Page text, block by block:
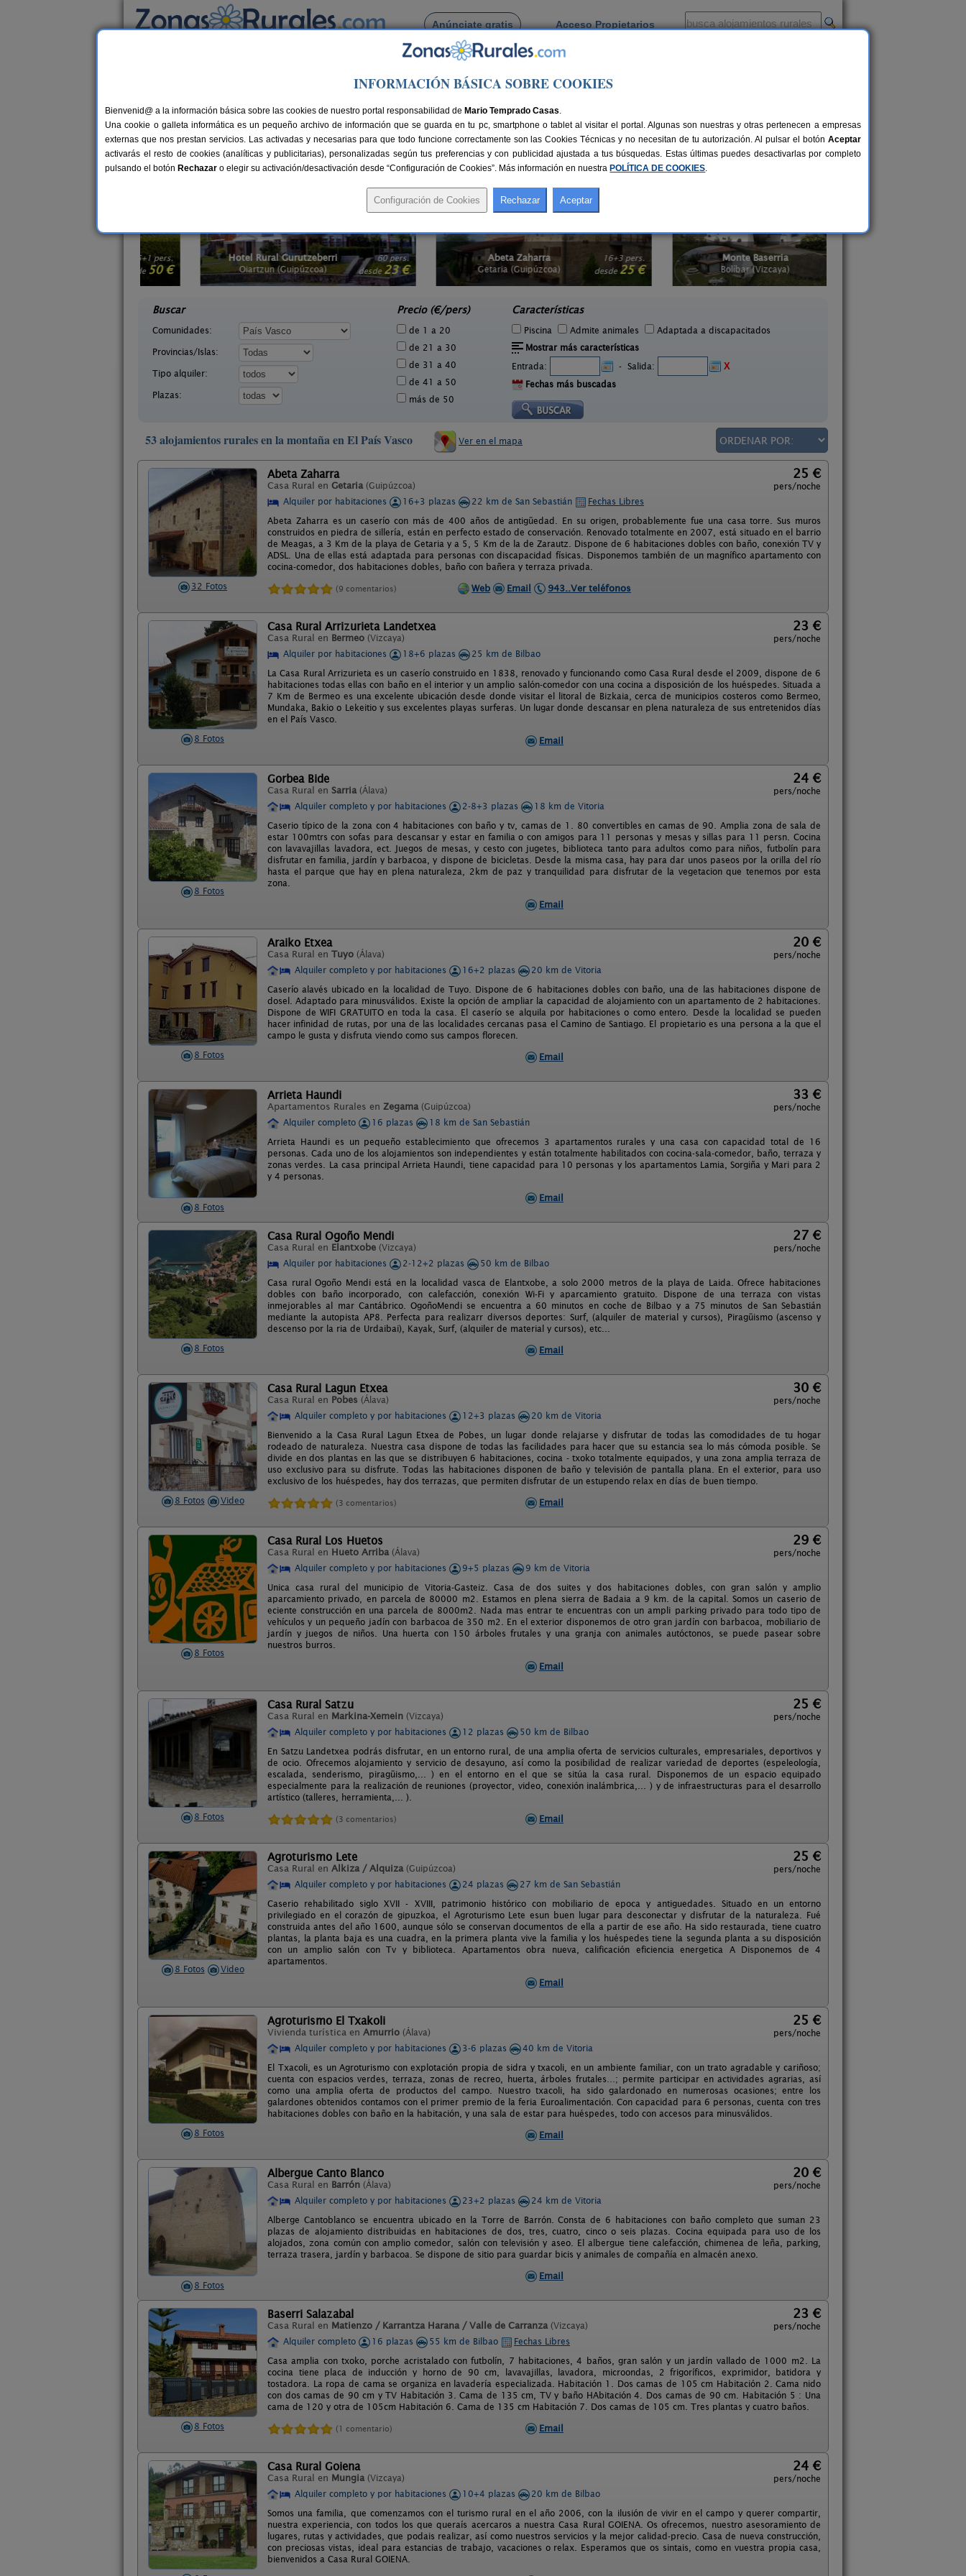
Anúnciate gratis Acceso Propietarios
Busca por pueblo
> País Vasco
Casas rurales en la montaña en El País Vasco
¿Buscas unacasa rural en la montaña en País Vasco? Tanto si viajas con tu pareja, con amigos o en familia, alquilar una casa rural en las alturas y
rodeadas de bosque es una experiencia única e inolvidable. Casas con todos los servicios que necesitas y en mitad de un paraje de ensueño. También
puedes optar por
casas rurales con piscina en País Vasco o casas rurales en el campo en País Vasco
60 pers.
desde23 €
Hotel Rural Gurutzeberri
Oiartzun (Guipúzcoa)
16+3 pers.
desde25 €
Abeta Zaharra
Getaria (Guipúzcoa)
20 pers.
desde
Monte Baserria
Bolíbar (Vizcaya)
Buscar
Comunidades:
Provincias/Islas:
Tipo alquiler:
Plazas:
Precio (€/pers)
de 1 a 20
de 21 a 30
de 31 a 40
de 41 a 50
más de 50
Características
Piscina Admite animales
Adaptada a discapacitados
Mostrar más características
Entrada:
- Salida:
X
Fechas más buscadas
53 alojamientos rurales en la montaña en El País Vasco Ver en el mapa
32 Fotos
Abeta Zaharra
Casa Rural en Getaria (Guipúzcoa)
25 €
pers/noche
Alquiler por habitaciones
16+3 plazas 22 km de San Sebastián
Fechas Libres
Abeta Zaharra es un caserío con más de 400 años de antigüedad. En su origen, probablemente fue una casa torre. Sus muros
construidos en piedra de sillería, están en perfecto estado de conservación. Renovado totalmente en 2007, está situado en el barrio
de Meagas, a 3 Km de la playa de Getaria y a 5, 5 Km de la de Zarautz. Dispone de 6 habitaciones dobles con baño, conexión TV y
ADSL. Una de ellas está adaptada para personas con discapacidad físicas. Disponemos también de un magnífico apartamento con
cocina-comedor, dos habitaciones dobles, baño con bañera y terraza privada.
(9 comentarios) Web Email 943..Ver teléfonos
8 Fotos
Casa Rural Arrizurieta Landetxea
Casa Rural en Bermeo (Vizcaya)
23 €
pers/noche
Alquiler por habitaciones
18+6 plazas
25 km de Bilbao
La Casa Rural Arrizurieta es un caserío construido en 1838, renovado y funcionando como Casa Rural desde el 2009, dispone de 6
habitaciones todas ellas con baño en el interior y un amplio salón-comedor con una cocina a disposición de los huéspedes. Situada a
7 Km de Bermeo es una excelente ubicación desde donde visitar el litoral de Bizkaia, cerca de municipios costeros como Bermeo,
Mundaka, Bakio o Lekeitio y sus excelentes playas surferas. Un lugar donde descansar en plena naturaleza de sus entretenidos días
en el País Vasco.
Email
8 Fotos
Gorbea Bide
Casa Rural en Sarria (Álava)
24 €
pers/noche
Alquiler completo y por habitaciones
2-8+3 plazas
18 km de Vitoria
Caserio típico de la zona con 4 habitaciones con baño y tv, camas de 1. 80 convertibles en camas de 90. Amplia zona de sala de
estar 100mtrs con sofas para descansar y estar en familia o con amigos para 11 personas y mesas y sillas para 11 persn. Cocina
con lavavajillas lavadora, ect. Juegos de mesas, y cesto con jugetes, biblioteca tanto para adultos como para niños, futbolín para
disfrutar en familia, jardín y barbacoa, y dispone de bicicletas. Desde la misma casa, hay para dar unos paseos por la orilla del río
hasta el parque que hay en plena naturaleza, 2km de paz y tranquilidad para disfrutar de la vegetacion que tenemos por esta
zona.
Email
8 Fotos
Araiko Etxea
Casa Rural en Tuyo (Álava)
20 €
pers/noche
Alquiler completo y por habitaciones
16+2 plazas
20 km de Vitoria
Caserío alavés ubicado en la localidad de Tuyo. Dispone de 6 habitaciones dobles con baño, una de las habitaciones dispone de
dosel. Adaptado para minusválidos. Existe la opción de ampliar la capacidad de alojamiento con un apartamento de 2 habitaciones.
Dispone de WIFI GRATUITO en toda la casa. El caserío se alquila por habitaciones o como entero. Desde la localidad se pueden
hacer infinidad de rutas, por una de las localidades cercanas pasa el Camino de Santiago. El propietario es una persona a la que el
campo le gusta y disfruta viendo como sus campos florecen.
Email
8 Fotos
Arrieta Haundi
Apartamentos Rurales en Zegama (Guipúzcoa)
33 €
pers/noche
Alquiler completo
16 plazas
18 km de San Sebastián
Arrieta Haundi es un pequeño establecimiento que ofrecemos 3 apartamentos rurales y una casa con capacidad total de 16
personas. Cada uno de los alojamientos son independientes y están totalmente habilitados con cocina-sala-comedor, baño, terraza y
zonas verdes. La casa principal Arrieta Haundi, tiene capacidad para 10 personas y los apartamentos Lamia, Sorgiña y Mari para 2
y 4 personas.
Email
8 Fotos
Casa Rural Ogoño Mendi
Casa Rural en Elantxobe (Vizcaya)
27 €
pers/noche
Alquiler por habitaciones
2-12+2 plazas
50 km de Bilbao
Casa rural Ogoño Mendi está en la localidad vasca de Elantxobe, a solo 2000 metros de la playa de Laida. Ofrece habitaciones
dobles con baño incorporado, con calefacción, conexión Wi-Fi y aparcamiento gratuito. Dispone de una terraza con vistas
inmejorables al mar Cantábrico. OgoñoMendi se encuentra a 60 minutos en coche de Bilbao y a 75 minutos de San Sebastián
mediante la autopista AP8. Perfecta para realizarr diversos deportes: Surf, (alquiler de material y cursos), Piragüismo (ascenso y
descenso por la ria de Urdaibai), Kayak, Surf, (alquiler de material y cursos), etc...
Email
8 Fotos Video
Casa Rural Lagun Etxea
Casa Rural en Pobes (Álava)
30 €
pers/noche
Alquiler completo y por habitaciones
12+3 plazas
20 km de Vitoria
Bienvenido a la Casa Rural Lagun Etxea de Pobes, un lugar donde relajarse y disfrutar de todas las comodidades de tu hogar
rodeado de naturaleza. Nuestra casa dispone de todas las facilidades para hacer que su estancia sea lo más cómoda posible. Se
divide en dos plantas en las que se distribuyen 6 habitaciones, cocina - txoko totalmente equipados, y una zona amplia terraza de
uso exclusivo para su disfrute. Todas las habitaciones disponen de baño y televisión de pantalla plana. En el exterior, para uso
exclusivo de los huéspedes, hay dos terrazas, que permiten disfrutar de un estupendo relax en días de buen tiempo.
(3 comentarios) Email
8 Fotos
Casa Rural Los Huetos
Casa Rural en Hueto Arriba (Álava)
29 €
pers/noche
Alquiler completo y por habitaciones
9+5 plazas
9 km de Vitoria
Unica casa rural del municipio de Vitoria-Gasteiz. Casa de dos suites y dos habitaciones dobles, con gran salón y amplio
aparcamiento privado, en parcela de 80000 m2. Estamos en plena sierra de Badaia a 9 km. de la capital. Somos un caserio de
eciente construcción en una parcela de 8000m2. Nada mas entrar te encuentras con un ampli parking privado para todo tipo de
vehículos y un pequeño jadín con barbacoa de 350 m2. En el exterior disponemos de otro gran jardín con barbacoa, mobiliario de
jardín y juegos de niños. Una huerta con 150 árboles frutales y una granja con animales autóctonos, se puede pasear sobre
nuestros burros.
Email
8 Fotos
Casa Rural Satzu
Casa Rural en Markina-Xemein (Vizcaya)
25 €
pers/noche
Alquiler completo y por habitaciones
12 plazas
50 km de Bilbao
En Satzu Landetxea podrás disfrutar, en un entorno rural, de una amplia oferta de servicios culturales, empresariales, deportivos y
de ocio. Ofrecemos alojamiento y servicio de desayuno, así como la posibilidad de realizar variedad de deportes (espeleología,
escalada, senderismo, piragüismo,... ) en el entorno en el que se sitúa la casa rural. Disponemos de un espacio equipado
especialmente para la realización de reuniones (proyector, video, conexión inalámbrica,... ) y de infraestructuras para el desarrollo
artístico (talleres, herramienta,... ).
(3 comentarios) Email
8 Fotos Video
Agroturismo Lete
Casa Rural en Alkiza / Alquiza (Guipúzcoa)
25 €
pers/noche
Alquiler completo y por habitaciones
24 plazas
27 km de San Sebastián
Caserio rehabilitado siglo XVII - XVIII, patrimonio histórico con mobiliario de epoca y antiguedades. Situado en un entorno
privilegiado en el corazón de gipuzkoa, el Agroturismo Lete esun buen lugar para desconectar y disfrutar de la naturaleza. Fué
construida antes del año 1600, aunque sólo se conservan documentos de ella a partir de ese año. Ha sido restaurada, tiene cuatro
plantas, la planta baja es una cuadra, en la primera planta vive la familia y los huéspedes tiene la segunda planta a su disposición
con un amplio salón con Tv y biblioteca. Apartamentos obra nueva, calificación eficiencia energetica A Disponemos de 4
apartamentos.
Email
8 Fotos
Agroturismo El Txakoli
Vivienda turística en Amurrio (Álava)
25 €
pers/noche
Alquiler completo y por habitaciones
3-6 plazas
40 km de Vitoria
El Txacoli, es un Agroturismo con explotación propia de sidra y txacoli, en un ambiente familiar, con un trato agradable y cariñoso;
cuenta con espacios verdes, terraza, zonas de recreo, huerta, árboles frutales…; permite participar en actividades agrarias, así
como una amplia oferta de productos del campo. Nuestro txacoli, ha sido galardonado en numerosas ocasiones; entre los
galardones obtenidos contamos con el primer premio de la feria Euroalimentación. Con capacidad para 6 personas, cuenta con tres
habitaciones dobles con baño en la habitación, y una sala de estar para huéspedes, todo con accesos para minusválidos.
Email
8 Fotos
Albergue Canto Blanco
Casa Rural en Barrón (Álava)
20 €
pers/noche
Alquiler completo y por habitaciones
23+2 plazas
24 km de Vitoria
Alberge Cantoblanco se encuentra ubicado en la Torre de Barrón. Consta de 6 habitaciones con baño completo que suman 23
plazas de alojamiento distribuidas en habitaciones de dos, tres, cuatro, cinco o seis plazas. Cocina equipada para uso de los
alojados, zona común con amplio comedor, salón con televisión y aseo. El albergue tiene calefacción, chimenea de leña, parking,
terraza trasera, jardín y barbacoa. Se dispone de sitio para guardar bicis y animales de compañía en almacén anexo.
Email
8 Fotos
Baserri Salazabal
Casa Rural en Matienzo / Karrantza Harana / Valle de Carranza (Vizcaya)
23 €
pers/noche
Alquiler completo
16 plazas 55 km de Bilbao
Fechas Libres
Casa amplia con txoko, porche acristalado con futbolín, 7 habitaciones, 4 baños, gran salón y un jardín vallado de 1000 m2. La
cocina tiene placa de inducción y horno de 90 cm, lavavajillas, lavadora, microondas, 2 frigoríficos, exprimidor, batidora y
tostadora. La ropa de cama se organiza en lavadería especializada. Habitación 1. Dos camas de 105 cm Habitación 2. Cama nido
con dos camas de 90 cm y TV Habitación 3. Cama de 135 cm, TV y baño HAbitación 4. Dos camas de 90 cm. Habitación 5 : Una
cama de 120 y otra de 105cm Habitación 6. Cama de 135 cm Habitación 7. Dos camas de 105 cm. Tres plantas y cuatro baños.
(1 comentario) Email
Casa Rural Goiena
Casa Rural en Mungia (Vizcaya)
24 €
pers/noche
Alquiler completo y por habitaciones
10+4 plazas
20 km de Bilbao
Somos una familia, que comenzamos con el turismo rural en el año 2006, con la ilusión de vivir en el campo y querer compartir,
nuestra experiencia, con todos los que queraís acercaros a nuestra Casa Rural GOIENA. Os ofrecemos, nuestro asesoramiento de
lugares, rutas y actividades, que podais realizar, así como nuestros servicios y la mejor calidad-precio. Casa de nueva construcción,
con preciosas vistas, ideal para estancias de trabajo, vacaciones o relax. Esperamos que os sintais, como en vuestra propia casa,
bienvenidos a Casa Rural GOIENA.
INFORMACIÓN BÁSICA SOBRE COOKIES
Bienvenid@ a la información básica sobre las cookies de nuestro portal responsabilidad de Mario Temprado Casas.
Una cookie o galleta informática es un pequeño archivo de información que se guarda en tu pc, smartphone o tablet al visitar el portal. Algunas son nuestras y otras pertenecen a empresas
externas que nos prestan servicios. Las activadas y necesarias para que todo funcione correctamente son las Cookies Técnicas y no necesitan de tu autorización. Al pulsar el botón Aceptar
activarás el resto de cookies (analíticas y publicitarias), personalizadas según tus preferencias y con publicidad ajustada a tus búsquedas. Estas últimas puedes desactivarlas por completo
pulsando el botón Rechazar o elegir su activación/desactivación desde “Configuración de Cookies”. Más información en nuestra POLÍTICA DE COOKIES.